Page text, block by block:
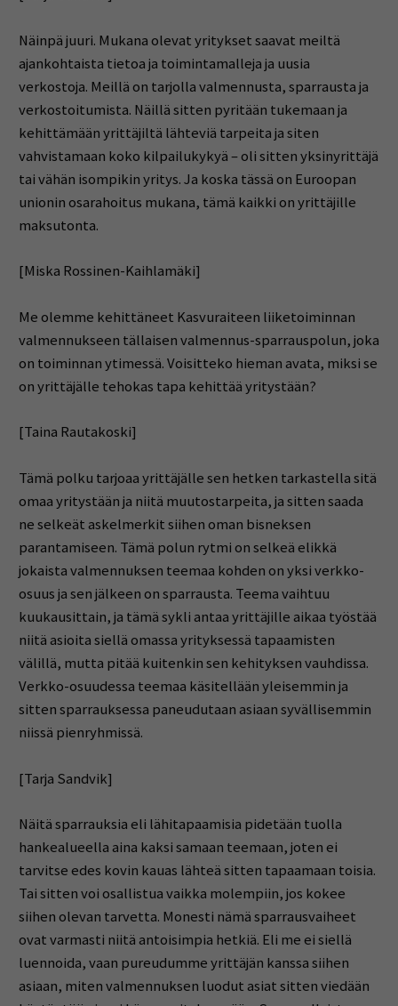
Näinpä juuri. Mukana olevat yritykset saavat meiltä
ajankohtaista tietoa ja toimintamalleja ja uusia
verkostoja. Meillä on tarjolla valmennusta, sparrausta ja
verkostoitumista. Näillä sitten pyritään tukemaan ja
kehittämään yrittäjiltä lähteviä tarpeita ja siten
vahvistamaan koko kilpailukykyä – oli sitten yksinyrittäjä
tai vähän isompikin yritys. Ja koska tässä on Euroopan
unionin osarahoitus mukana, tämä kaikki on yrittäjille
maksutonta.
[Miska Rossinen-Kaihlamäki]
Me olemme kehittäneet Kasvuraiteen liiketoiminnan
valmennukseen tällaisen valmennus-sparrauspolun, joka
on toiminnan ytimessä. Voisitteko hieman avata, miksi se
on yrittäjälle tehokas tapa kehittää yritystään?
[Taina Rautakoski]
Tämä polku tarjoaa yrittäjälle sen hetken tarkastella sitä
omaa yritystään ja niitä muutostarpeita, ja sitten saada
ne selkeät askelmerkit siihen oman bisneksen
parantamiseen. Tämä polun rytmi on selkeä elikkä
jokaista valmennuksen teemaa kohden on yksi verkko-
osuus ja sen jälkeen on sparrausta. Teema vaihtuu
kuukausittain, ja tämä sykli antaa yrittäjille aikaa työstää
niitä asioita siellä omassa yrityksessä tapaamisten
välillä, mutta pitää kuitenkin sen kehityksen vauhdissa.
Verkko-osuudessa teemaa käsitellään yleisemmin ja
sitten sparrauksessa paneudutaan asiaan syvällisemmin
niissä pienryhmissä.
[Tarja Sandvik]
Näitä sparrauksia eli lähitapaamisia pidetään tuolla
hankealueella aina kaksi samaan teemaan, joten ei
tarvitse edes kovin kauas lähteä sitten tapaamaan toisia.
Tai sitten voi osallistua vaikka molempiin, jos kokee
siihen olevan tarvetta. Monesti nämä sparrausvaiheet
ovat varmasti niitä antoisimpia hetkiä. Eli me ei siellä
luennoida, vaan pureudumme yrittäjän kanssa siihen
asiaan, miten valmennuksen luodut asiat sitten viedään